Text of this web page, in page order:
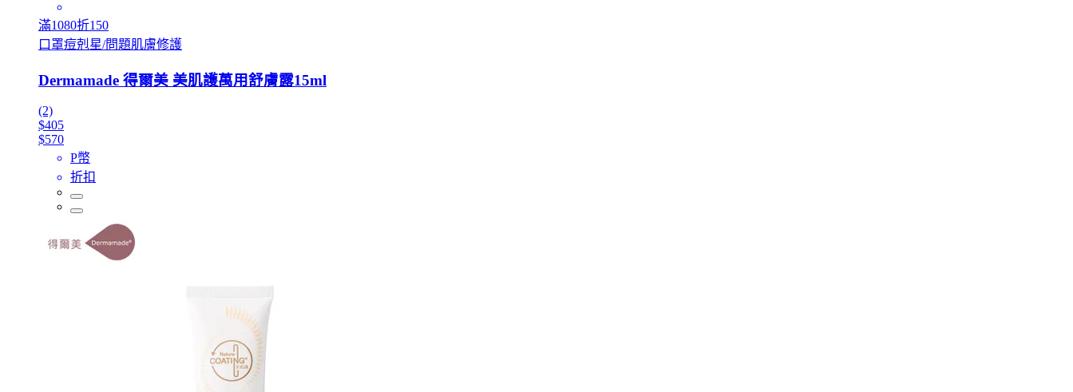
滿1080折150
口罩痘剋星/問題肌膚修護
Dermamade 得爾美 美肌護萬用舒膚露15ml
(2)
$405
$570
P幣
折扣